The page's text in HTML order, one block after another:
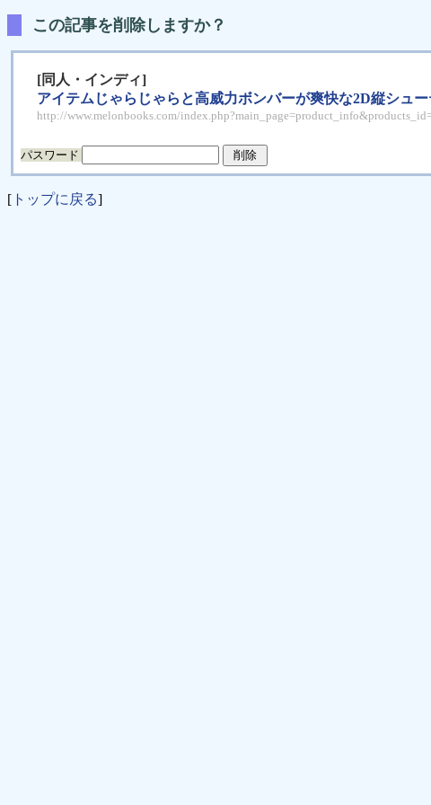
この記事を削除しますか？
[同人・インディ]
アイテムじゃらじゃらと高威力ボンバーが爽快な2D縦シュ
http://www.melonbooks.com/
パスワード
[ トップに戻る]